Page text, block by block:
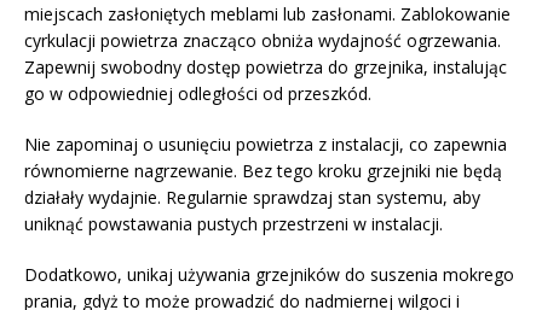
miejscach zasłoniętych meblami lub zasłonami. Zablokowanie
cyrkulacji powietrza znacząco obniża wydajność ogrzewania.
Zapewnij swobodny dostęp powietrza do grzejnika, instalując
go w odpowiedniej odległości od przeszkód.
Nie zapominaj o usunięciu powietrza z instalacji, co zapewnia
równomierne nagrzewanie. Bez tego kroku grzejniki nie będą
działały wydajnie. Regularnie sprawdzaj stan systemu, aby
uniknąć powstawania pustych przestrzeni w instalacji.
Dodatkowo, unikaj używania grzejników do suszenia mokrego
prania, gdyż to może prowadzić do nadmiernej wilgoci i